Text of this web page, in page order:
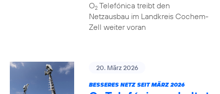
O2Telefónica treibt den
Netzausbau im Landkreis Cochem-
Zell weiter voran
20. März 2026
BESSERES NETZ SEIT MÄRZ 2026